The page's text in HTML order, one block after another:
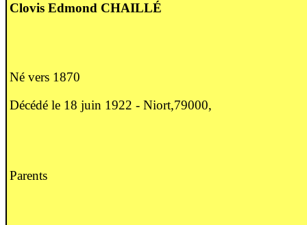
Clovis Edmond CHAILLÉ
Né vers 1870
Décédé le 18 juin 1922 - Niort,79000,
Parents